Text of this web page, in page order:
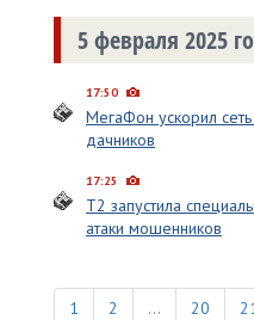
5 февраля 2025
17:50
МегаФон ускорил
дачников
17:25
T2 запустила
атаки мошенников
1 2 ... 20